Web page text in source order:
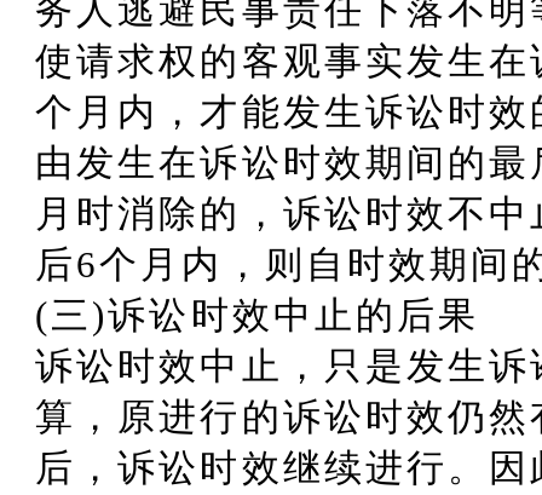
务人逃避民事责任下落不
使请求权的客观事实发生
个月内，才能发生诉讼时
由发生在诉讼时效期间的
月时消除的，诉讼时效不
后6个月内，则自时效期间
(三)诉讼时效中止的后果
诉讼时效中止，只是发生
算，原进行的诉讼时效仍
后，诉讼时效继续进行。